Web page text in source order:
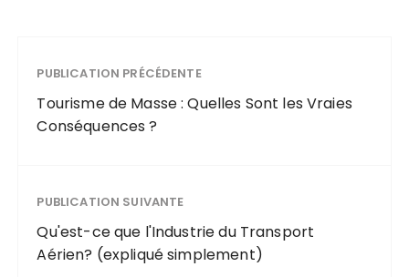
PUBLICATION PRÉCÉDENTE
Tourisme de Masse : Quelles Sont les Vraies
Conséquences ?
PUBLICATION SUIVANTE
Qu'est-ce que l'Industrie du Transport
Aérien? (expliqué simplement)